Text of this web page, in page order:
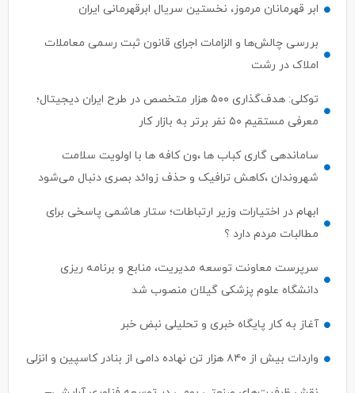
بررسی چالش‌ها و الزامات اجرای قانون ثبت رسمی معاملات
معرفی مستقیم ۵۰ نفر برتر به بازار کار
ساماندهی گاری کباب ها ،ون کافه ها با اولویت سلامت
شهروندان ،کاهش ترافیک و حذف زوائد بصری دنبال می‌شود
ابهام در اختیارات وزیر ارتباطات؛ ستار هاشمی پاسخی برای
سرپرست معاونت توسعه مدیریت، منابع و برنامه ریزی
آغاز به کار پایگاه خبری و تحلیلی نبض خبر
واردات بیش از ۸۴۰ هزار تن نهاده دامی از بنادر كاسپین و انزلی
نقش ظرفیت‌های صنعتی بومی در توسعه فناوری آرایشی–
بهداشتی گیلان